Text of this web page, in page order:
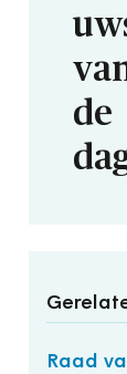
de
Raad